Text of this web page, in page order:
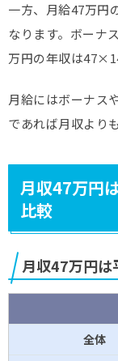
一方、月給47万円
なります。ボーナ
万円の年収は
月給にはボーナス
であれば月収より
月収47万円
比較
月収47万円は
全体